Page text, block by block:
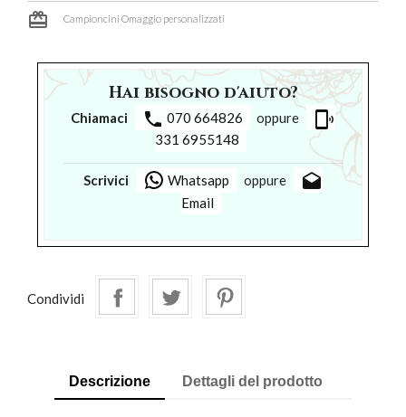
card_giftcard Campioncini Omaggio personalizzati
Hai bisogno d'aiuto?
Chiamaci phone 070 664826 oppure phonelink_ring
331 6955148
Scrivici Whatsapp oppure drafts
Email
Condividi
Descrizione Dettagli del prodotto